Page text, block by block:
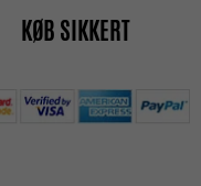
KØB SIKKERT